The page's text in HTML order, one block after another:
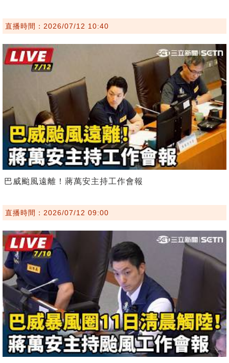
直播時間：2026/07/12 10:40
巴威颱風遠離！蔣萬安主持工作會報
直播時間：2026/07/12 09:00